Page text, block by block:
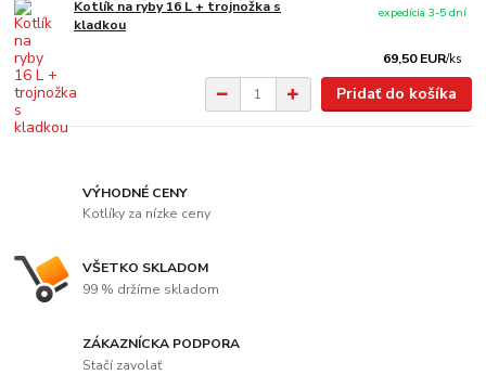
Kotlík na ryby 16 L + trojnožka s
kladkou
69,50 EUR/ks
expedícia 3-5 dní
Pridať do košíka
VÝHODNÉ CENY
Kotlíky za nízke ceny
VŠETKO SKLADOM
99 % držíme skladom
ZÁKAZNÍCKA PODPORA
Stačí zavolať